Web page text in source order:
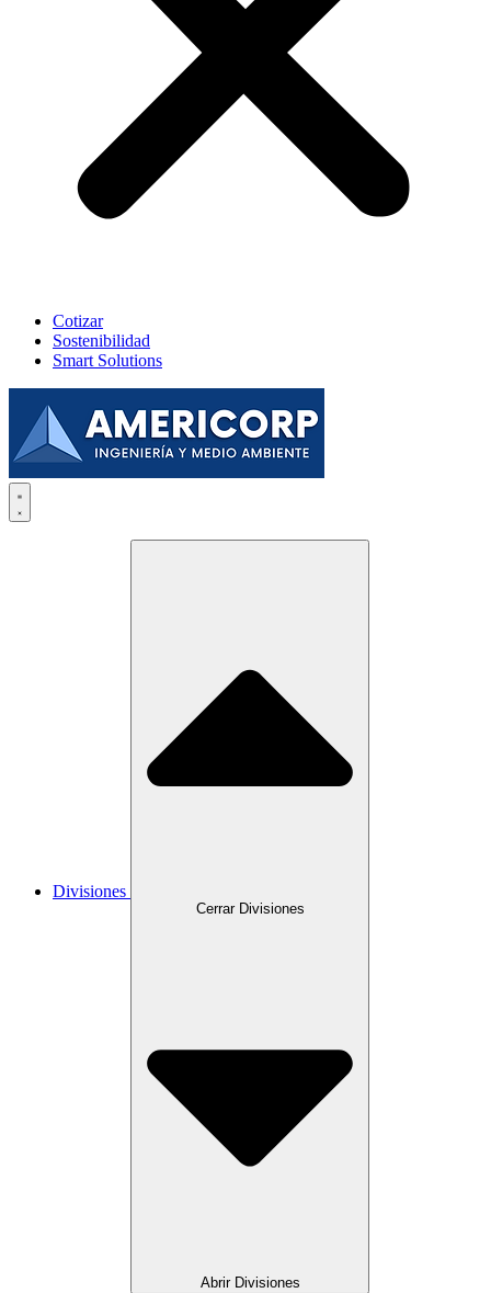
Cotizar
Sostenibilidad
Smart Solutions
Divisiones
Cerrar Divisiones
Abrir Divisiones